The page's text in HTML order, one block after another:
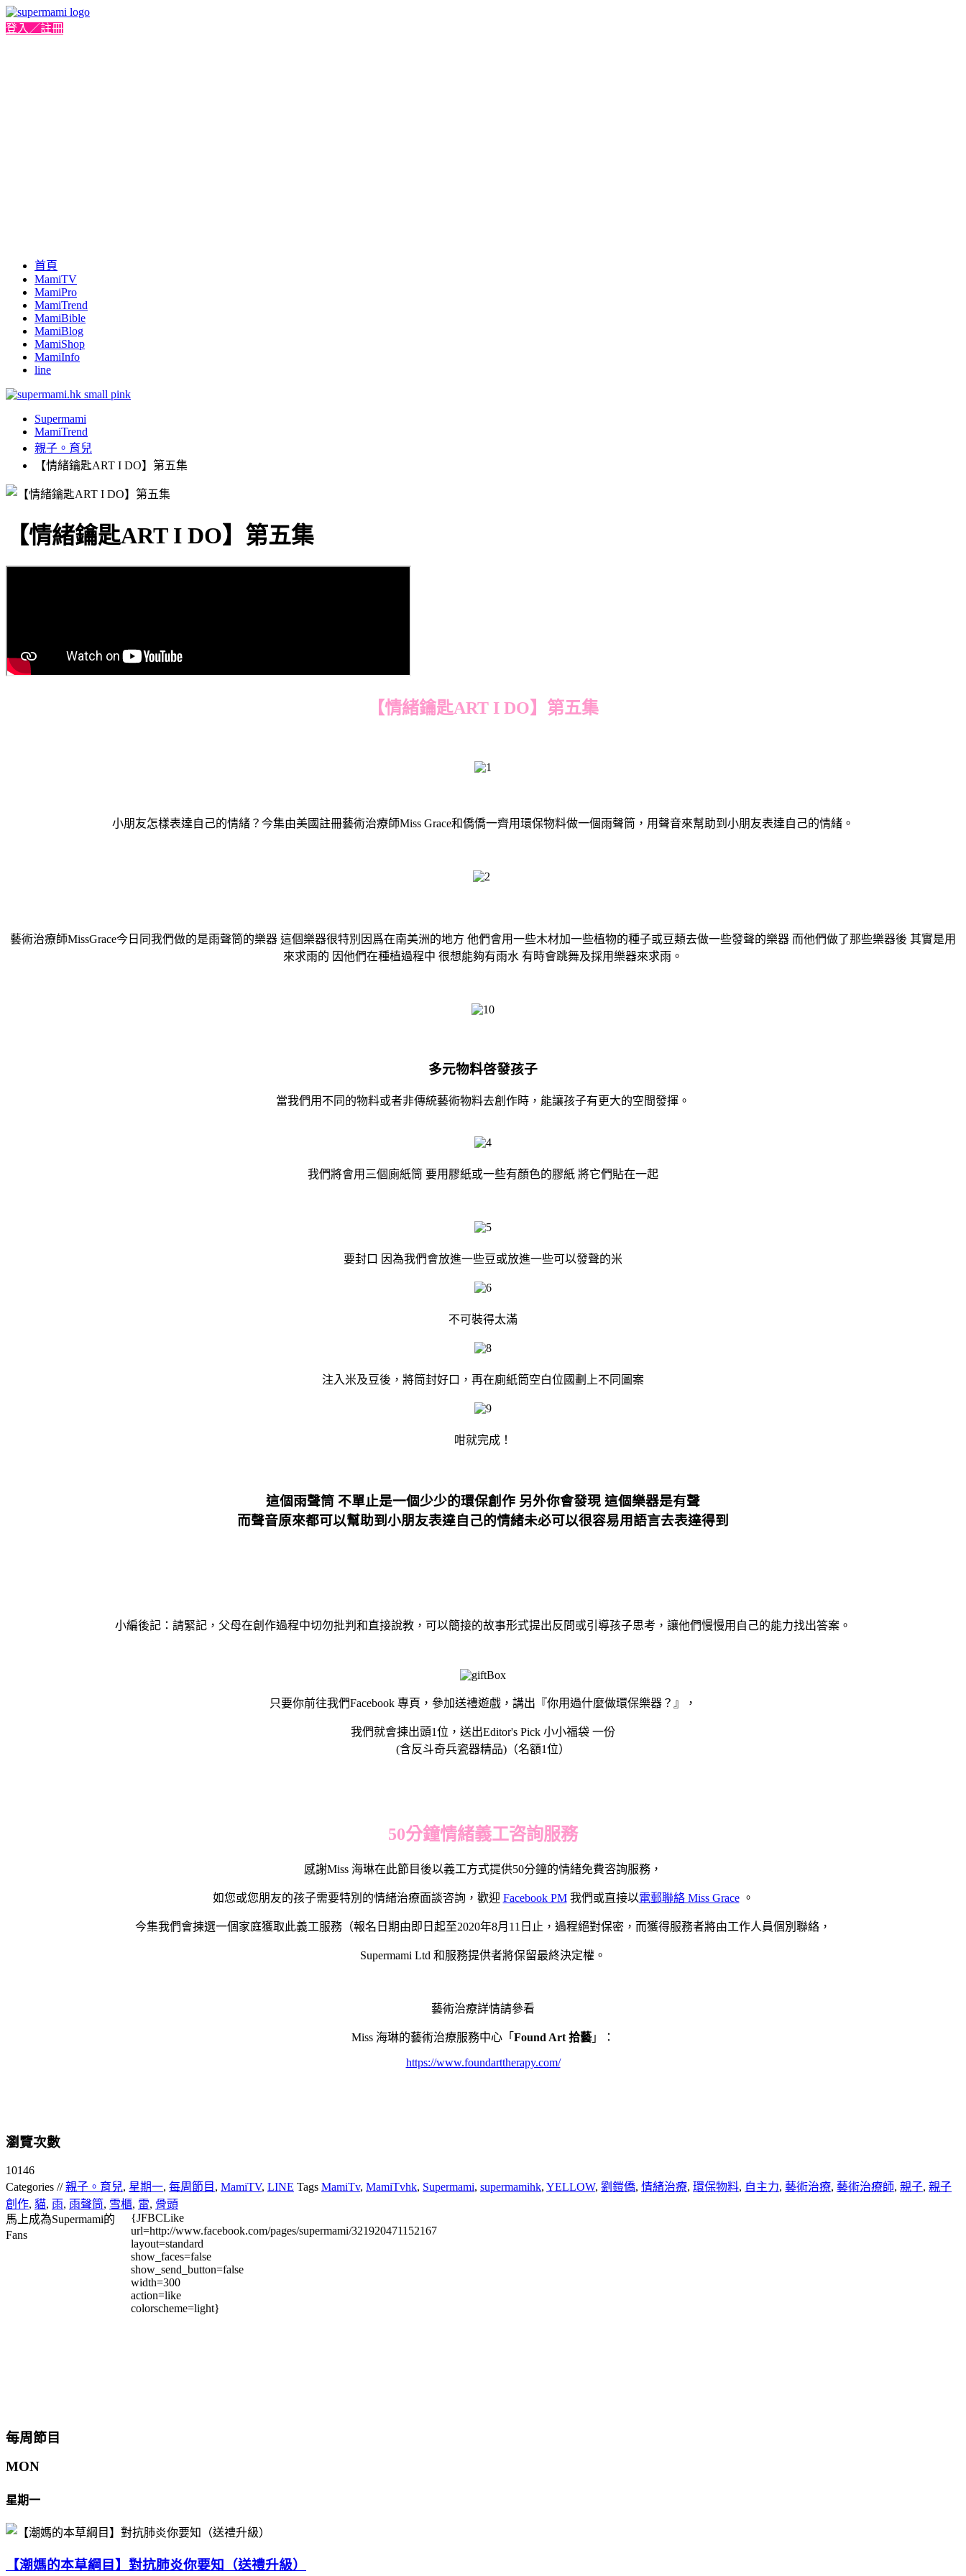
登入／註冊
首頁
MamiTV
MamiPro
MamiTrend
MamiBible
MamiBlog
MamiShop
MamiInfo
line
Supermami
MamiTrend
親子。育兒
【情緒鑰匙ART I DO】第五集
【情緒鑰匙ART I DO】第五集
【情緒鑰匙ART I DO】第五集
小朋友怎樣表達自己的情緒？今集由美國註冊藝術治療師Miss Grace和僑僑一齊用環保物料做一個雨聲筒，用聲音來幫助到小朋友表達自己的情緒。
藝術治療師MissGrace今日同我們做的是雨聲筒的樂器 這個樂器很特別因爲在南美洲的地方 他們會用一些木材加一些植物的種子或豆類去做一些發聲的樂器 而他們做了那些樂器後 其實是用
來求雨的 因他們在種植過程中 很想能夠有雨水 有時會跳舞及採用樂器來求雨。
多元物料啓發孩子
當我們用不同的物料或者非傳統藝術物料去創作時，能讓孩子有更大的空間發揮。
我們將會用三個廁紙筒 要用膠紙或一些有顏色的膠紙 將它們貼在一起
要封口 因為我們會放進一些豆或放進一些可以發聲的米
不可裝得太滿
注入米及豆後，將筒封好口，再在廁紙筒空白位國劃上不同圖案
咁就完成！
這個雨聲筒 不單止是一個少少的環保創作 另外你會發現 這個樂器是有聲
而聲音原來都可以幫助到小朋友表達自己的情緒未必可以很容易用語言去表達得到
小編後記：請緊記，父母在創作過程中切勿批判和直接說教，可以簡接的故事形式提出反問或引導孩子思考，讓他們慢慢用自己的能力找出答案。
只要你前往我們Facebook 專頁，參加送禮遊戲，講出『你用過什麼做環保樂器？』，
我們就會揀出頭1位，送出Editor's Pick 小小福袋 一份
(含反斗奇兵瓷器精品)（名額1位）
50分鐘情緒義工咨詢服務
感謝Miss 海琳在此節目後以義工方式提供50分鐘的情緒免費咨詢服務，
如您或您朋友的孩子需要特別的情緒治療面談咨詢，歡迎 Facebook PM我們或直接以電郵聯絡 Miss Grace。
今集我們會揀選一個家庭獲取此義工服務（報名日期由即日起至2020年8月11日止，過程絕對保密，而獲得服務者將由工作人員個別聯絡，
Supermami Ltd 和服務提供者將保留最終決定權。
藝術治療詳情請參看
Miss 海琳的藝術治療服務中心「 Found Art 拾藝 」：
https://www.foundarttherapy.com/
瀏覽次數
10146
Categories //親子。育兒, 星期一, 每周節目 , MamiTV, LINE Tags MamiTv, MamiTvhk, Supermami, supermamihk, YELLOW, 劉鎧僑, 情緒治療, 環保物料, 自主力, 藝術治療, 藝術治療師, 親子, 親子
創作, 貓, 雨, 雨聲筒, 雪櫃, 雷, 骨頭
馬上成為Supermami的
Fans
{JFBCLike
url=http://www.facebook.com/pages/supermami/321920471152167
layout=standard
show_faces=false
show_send_button=false
width=300
action=like
colorscheme=light}
每周節目
MON
星期一
【潮媽的本草綱目】對抗肺炎你要知（送禮升級）